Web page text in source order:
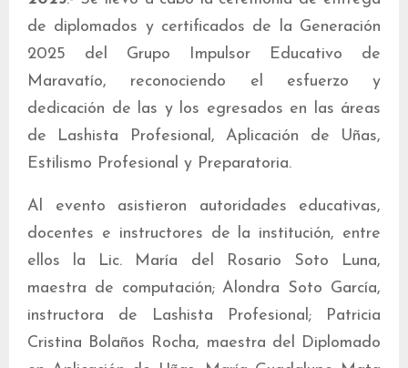
de diplomados y certificados de la Generación
2025 del Grupo Impulsor Educativo de
Maravatío, reconociendo el esfuerzo y
dedicación de las y los egresados en las áreas
de Lashista Profesional, Aplicación de Uñas,
Estilismo Profesional y Preparatoria.
Al evento asistieron autoridades educativas,
docentes e instructores de la institución, entre
ellos la Lic. María del Rosario Soto Luna,
maestra de computación; Alondra Soto García,
instructora de Lashista Profesional; Patricia
Cristina Bolaños Rocha, maestra del Diplomado